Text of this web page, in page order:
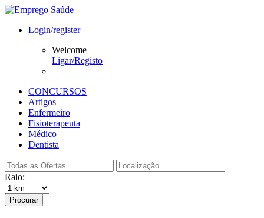
Login/register
Welcome
Ligar/Registo
CONCURSOS
Artigos
Enfermeiro
Fisioterapeuta
Médico
Dentista
Raio:
Procurar